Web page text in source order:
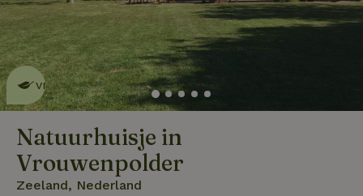
Dit natuurhuisje is eco-
vriendelijklees meer
Natuurhuisje in
Vrouwenpolder
Zeeland, Nederland